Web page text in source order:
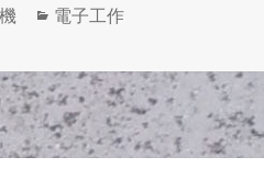
カ
ゴ
リ
ー
電子工作